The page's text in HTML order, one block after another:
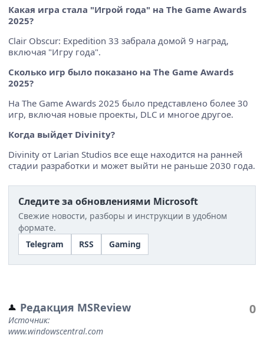
Какая игра стала "Игрой года" на The Game Awards
2025?
Clair Obscur: Expedition 33 забрала домой 9 наград,
включая "Игру года".
Сколько игр было показано на The Game Awards
2025?
На The Game Awards 2025 было представлено более 30
игр, включая новые проекты, DLC и многое другое.
Когда выйдет Divinity?
Divinity от Larian Studios все еще находится на ранней
стадии разработки и может выйти не раньше 2030 года.
Следите за обновлениями Microsoft
Свежие новости, разборы и инструкции в удобном
формате.
Telegram
RSS Gaming
Редакция MSReview
Источник:
www.windowscentral.com
0